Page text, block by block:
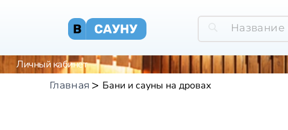
Личный кабинет
Главная Бани и сауны на дровах